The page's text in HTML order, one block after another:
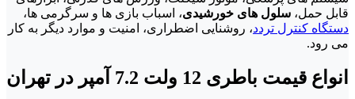
قابل حمل، سلول های خورشیدی، اسباب بازی ها و سرگرمی ها،
دستگاه کنترل تردد، روشنایی اضطراری، امنیت و موارد دیگر به کار
می رود.
انواع قیمت باطری 12 ولت 7.2 آمپر در تهران